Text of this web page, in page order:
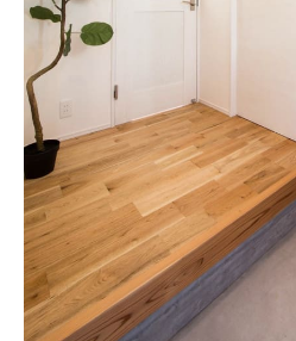
おすすめの記事
インテリア
日用品
キッチン
ギフト
キッズ